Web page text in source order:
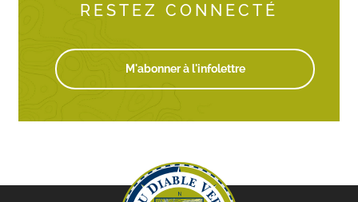
RESTEZ CONNECTÉ
M'abonner à l'infolettre